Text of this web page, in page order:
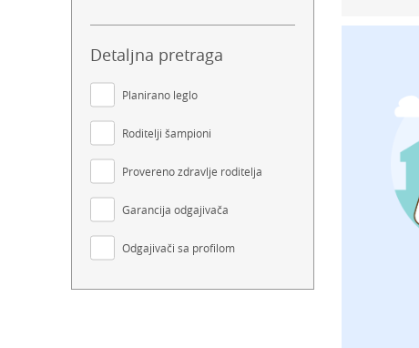
Detaljna pretraga
Planirano leglo
Roditelji šampioni
Provereno zdravlje roditelja
Garancija odgajivača
Odgajivači sa profilom